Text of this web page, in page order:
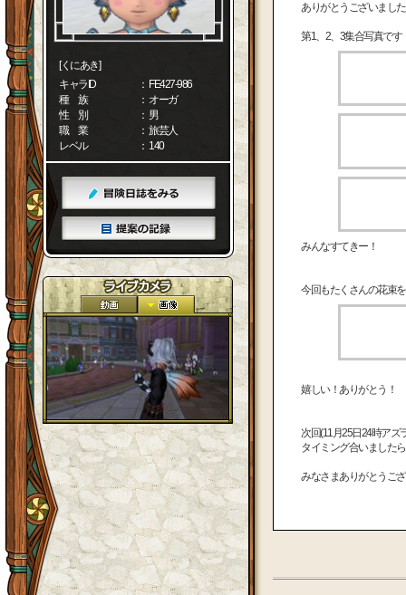
[くにあき]
キャラID
： FE427-986
種 族
： オーガ
性 別
： 男
職 業
： 旅芸人
レベル
： 140
ありがとうございまし
第1、2、3集合写真です
みんなすてきー！
今回もたくさんの花束
嬉しい！ありがとう！
次回(11月25日24時アズ
タイミング合いました
みなさまありがとうご